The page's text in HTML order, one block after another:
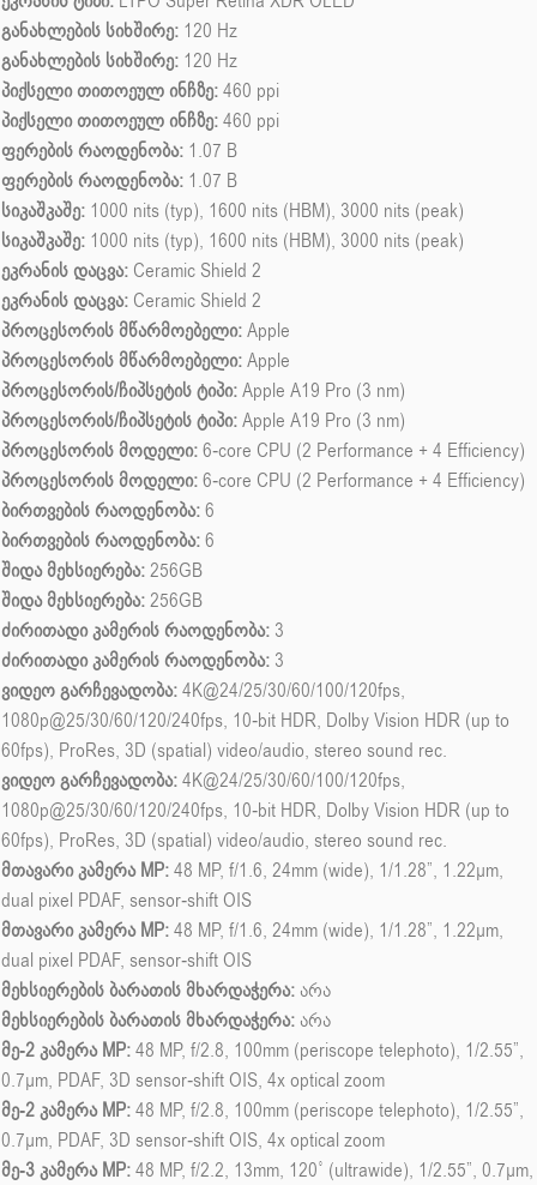
განახლების სიხშირე: 120 Hz
განახლების სიხშირე: 120 Hz
პიქსელი თითოეულ ინჩზე:460 ppi
პიქსელი თითოეულ ინჩზე:460 ppi
ფერების რაოდენობა: 1.07 B
ფერების რაოდენობა: 1.07 B
სიკაშკაშე: 1000 nits (typ), 1600 nits (HBM), 3000 nits (peak)
სიკაშკაშე: 1000 nits (typ), 1600 nits (HBM), 3000 nits (peak)
ეკრანის დაცვა: Ceramic Shield 2
ეკრანის დაცვა: Ceramic Shield 2
პროცესორის მწარმოებელი:Apple
პროცესორის მწარმოებელი:Apple
პროცესორის/ჩიპსეტის ტიპი:Apple A19 Pro (3 nm)
პროცესორის/ჩიპსეტის ტიპი:Apple A19 Pro (3 nm)
პროცესორის მოდელი:6-core CPU (2 Performance + 4 Efficiency)
პროცესორის მოდელი:6-core CPU (2 Performance + 4 Efficiency)
ბირთვების რაოდენობა:6
ბირთვების რაოდენობა:6
შიდა მეხსიერება:256GB
შიდა მეხსიერება:256GB
ძირითადი კამერის რაოდენობა: 3
ძირითადი კამერის რაოდენობა: 3
ვიდეო გარჩევადობა:4K@24/25/30/60/100/120fps,
1080p@25/30/60/120/240fps, 10-bit HDR, Dolby Vision HDR (up to
60fps), ProRes, 3D (spatial) video/audio, stereo sound rec.
ვიდეო გარჩევადობა:4K@24/25/30/60/100/120fps,
1080p@25/30/60/120/240fps, 10-bit HDR, Dolby Vision HDR (up to
60fps), ProRes, 3D (spatial) video/audio, stereo sound rec.
მთავარი კამერა MP:48 MP, f/1.6, 24mm (wide), 1/1.28”, 1.22µm,
dual pixel PDAF, sensor-shift OIS
მთავარი კამერა MP:48 MP, f/1.6, 24mm (wide), 1/1.28”, 1.22µm,
dual pixel PDAF, sensor-shift OIS
მეხსიერების ბარათის მხარდაჭერა:არა
მეხსიერების ბარათის მხარდაჭერა:არა
მე-2 კამერა MP:48 MP, f/2.8, 100mm (periscope telephoto), 1/2.55”,
0.7µm, PDAF, 3D sensor‑shift OIS, 4x optical zoom
მე-2 კამერა MP:48 MP, f/2.8, 100mm (periscope telephoto), 1/2.55”,
0.7µm, PDAF, 3D sensor‑shift OIS, 4x optical zoom
მე-3 კამერა MP:48 MP, f/2.2, 13mm, 120˚ (ultrawide), 1/2.55”, 0.7µm,